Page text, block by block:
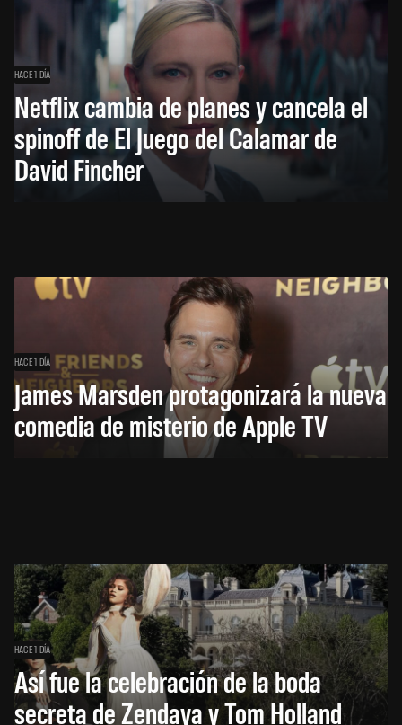
HACE 1 DÍA
Netflix cambia de planes y cancela el
spinoff de El Juego del Calamar de
David Fincher
HACE 1 DÍA
James Marsden protagonizará la nueva
comedia de misterio de Apple TV
HACE 1 DÍA
Así fue la celebración de la boda
secreta de Zendaya y Tom Holland